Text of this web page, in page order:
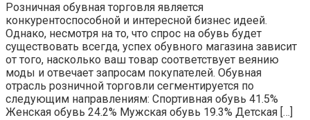
Розничная обувная торговля является
конкурентоспособной и интересной бизнес идеей.
Однако, несмотря на то, что спрос на обувь будет
существовать всегда, успех обувного магазина зависит
от того, насколько ваш товар соответствует веянию
моды и отвечает запросам покупателей. Обувная
отрасль розничной торговли сегментируется по
следующим направлениям: Спортивная обувь 41.5%
Женская обувь 24.2% Мужская обувь 19.3% Детская […]